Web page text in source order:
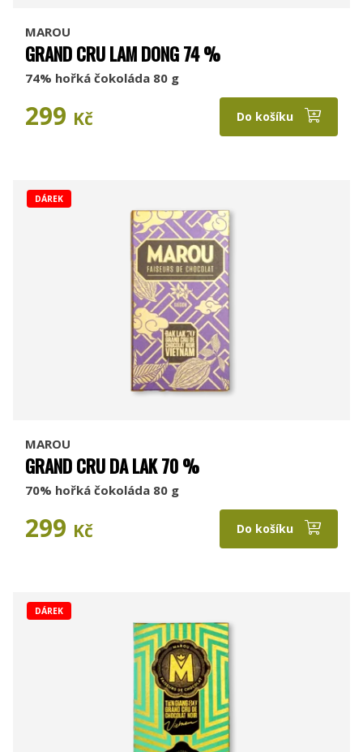
MAROU
GRAND CRU LAM DONG 74 %
74% hořká čokoláda 80 g
299 Kč Do košíku
DÁREK
MAROU
GRAND CRU DA LAK 70 %
70% hořká čokoláda 80 g
299 Kč Do košíku
DÁREK